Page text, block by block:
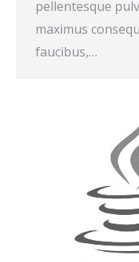
pellentesque
maximus
faucibus,…